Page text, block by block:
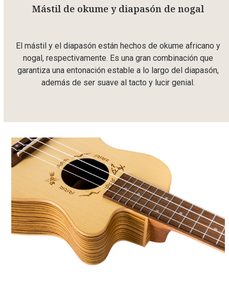
Mástil de okume y diapasón de nogal
El mástil y el diapasón están hechos de okume africano y
nogal, respectivamente. Es una gran combinación que
garantiza una entonación estable a lo largo del diapasón,
además de ser suave al tacto y lucir genial.